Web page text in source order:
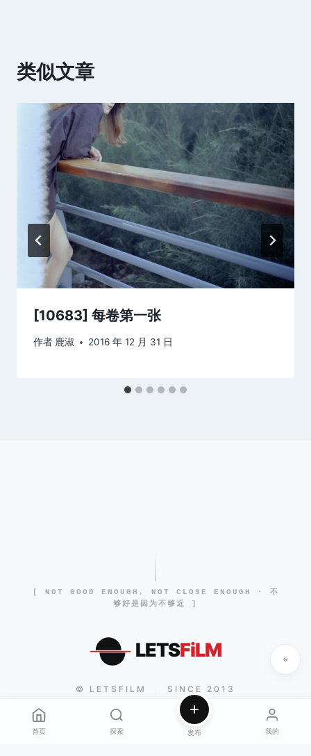
类似文章
[10683] 每卷第一张
作者 鹿淑 2016 年 12 月 31 日
[ NOT GOOD ENOUGH, NOT CLOSE ENOUGH · 不
够好是因为不够近 ]
LETSFiLM
© LETSFILM SINCE 2013
首页 探索 发布 我的